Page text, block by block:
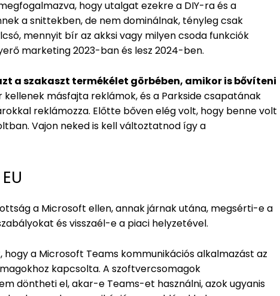
hogy utalgat ezekre a DIY-ra és a
a snittekben, de nem dominálnak, tényleg csak
mennyit bír az akksi vagy milyen csoda funkciók
marketing 2023-ban és lesz 2024-ben.
a szakaszt termékélet görbében, amikor is bővíteni
kellenek másfajta reklámok, és a Parkside csapatának
reklámozza. Előtte bőven elég volt, hogy benne volt
Vajon neked is kell változtatnod így a
a Microsoft ellen, annak járnak utána, megsérti-e a
és visszaél-e a piaci helyzetével.
hogy a Microsoft Teams kommunikációs alkalmazást az
kapcsolta. A szoftvercsomagok
döntheti el, akar-e Teams-et használni, azok ugyanis